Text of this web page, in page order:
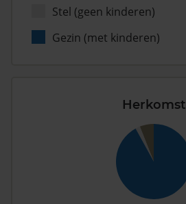
Stel (geen kinderen)
Gezin (met kinderen)
Herkomst